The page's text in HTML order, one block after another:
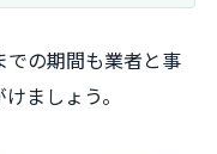
の期間も業者と事
ましょう。